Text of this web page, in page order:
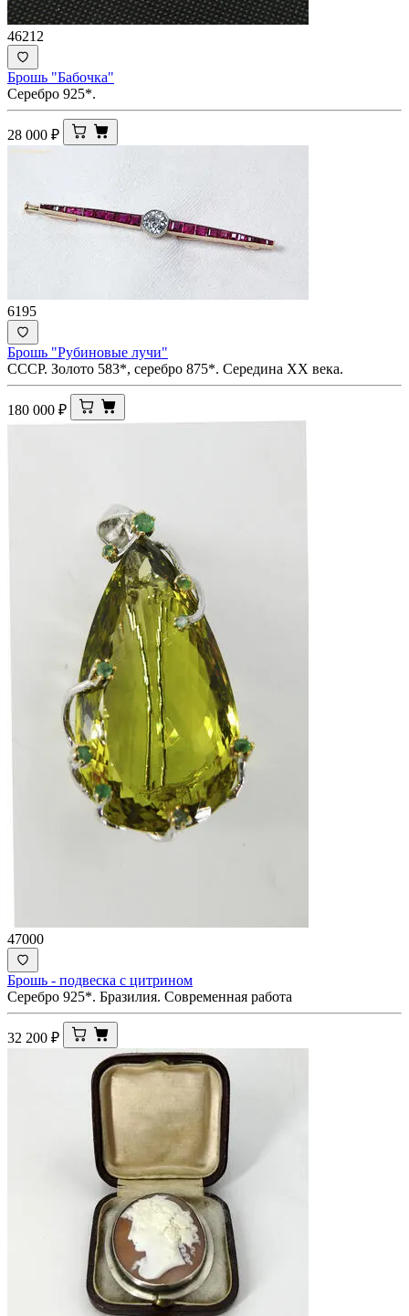
46212
Брошь "Бабочка"
Серебро 925*.
28 000 ₽
6195
Брошь "Рубиновые лучи"
СССР. Золото 583*, серебро 875*. Середина ХХ века.
180 000 ₽
47000
Брошь - подвеска с цитрином
Серебро 925*. Бразилия. Современная работа
32 200 ₽